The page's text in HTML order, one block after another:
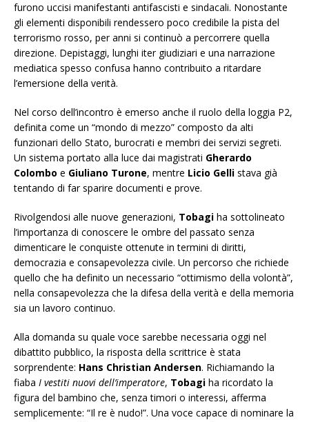
furono uccisi manifestanti antifascisti e sindacali. Nonostante
gli elementi disponibili rendessero poco credibile la pista del
terrorismo rosso, per anni si continuò a percorrere quella
direzione. Depistaggi, lunghi iter giudiziari e una narrazione
mediatica spesso confusa hanno contribuito a ritardare
l’emersione della verità.
Nel corso dell’incontro è emerso anche il ruolo della loggia P2,
definita come un “mondo di mezzo” composto da alti
funzionari dello Stato, burocrati e membri dei servizi segreti.
Un sistema portato alla luce dai magistrati Gherardo
Colombo e Giuliano Turone, mentre Licio Gelli stava già
tentando di far sparire documenti e prove.
Rivolgendosi alle nuove generazioni, Tobagi ha sottolineato
l’importanza di conoscere le ombre del passato senza
dimenticare le conquiste ottenute in termini di diritti,
democrazia e consapevolezza civile. Un percorso che richiede
quello che ha definito un necessario “ottimismo della volontà”,
nella consapevolezza che la difesa della verità e della memoria
sia un lavoro continuo.
Alla domanda su quale voce sarebbe necessaria oggi nel
dibattito pubblico, la risposta della scrittrice è stata
sorprendente: Hans Christian Andersen. Richiamando la
fiaba I vestiti nuovi dell’imperatore, Tobagi ha ricordato la
figura del bambino che, senza timori o interessi, afferma
semplicemente: “Il re è nudo!”. Una voce capace di nominare la